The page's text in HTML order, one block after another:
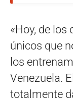
«Hoy, de los
únicos que
los
Venezuela.
totalmente